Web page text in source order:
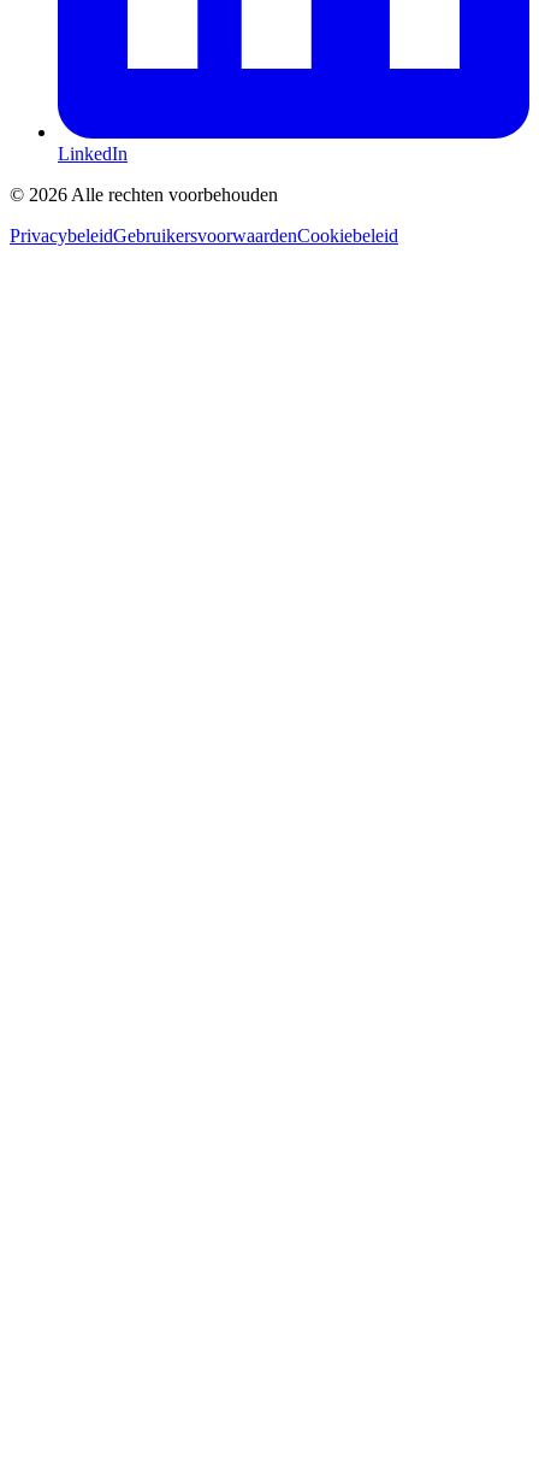
LinkedIn
© 2026 Alle rechten voorbehouden
PrivacybeleidGebruikersvoorwaardenCookiebeleid